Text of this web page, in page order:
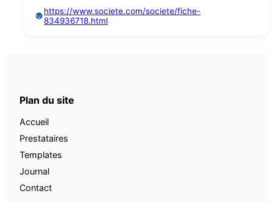
https://www.societe.com/societe/fiche-
834936718.html
Plan du site
Accueil
Prestataires
Templates
Journal
Contact